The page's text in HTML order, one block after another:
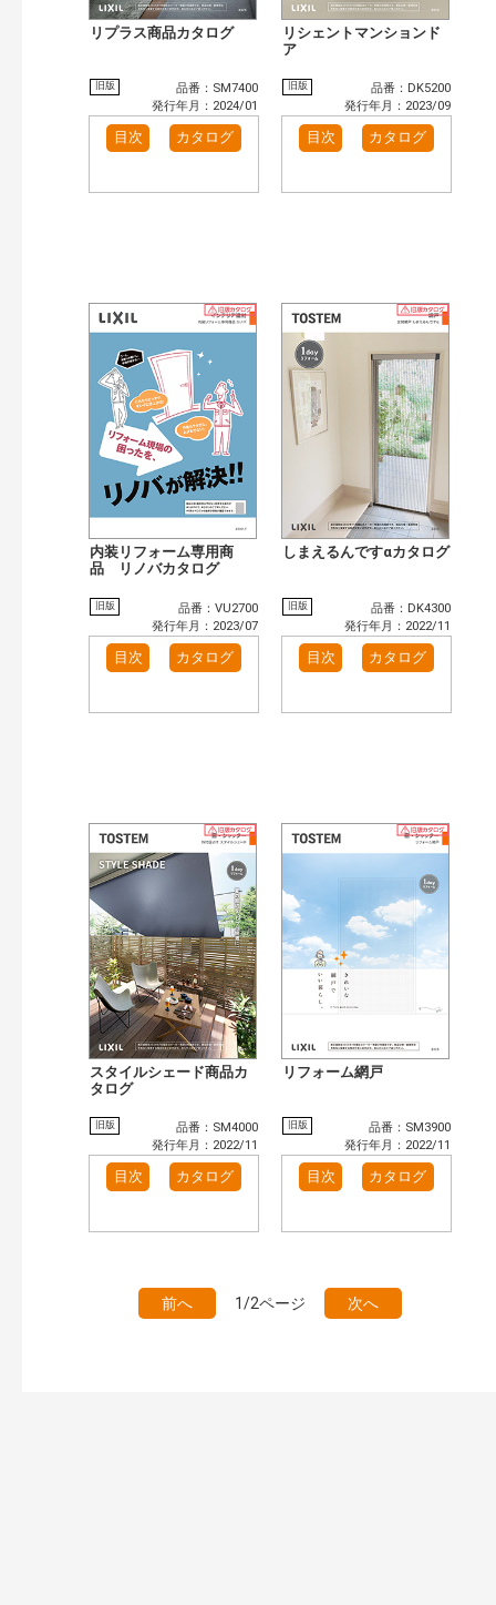
リプラス商品カタログ
旧版
品番：SM7400
発行年月：2024/01
目次 カタログ
リシェントマンションド
ア
旧版
品番：DK5200
発行年月：2023/09
目次 カタログ
内装リフォーム専用商
品 リノバカタログ
旧版
品番：VU2700
発行年月：2023/07
目次 カタログ
しまえるんですαカタログ
旧版
品番：DK4300
発行年月：2022/11
目次 カタログ
スタイルシェード商品カ
タログ
旧版
品番：SM4000
発行年月：2022/11
目次 カタログ
リフォーム網戸
旧版
品番：SM3900
発行年月：2022/11
目次 カタログ
前へ 1/2ページ 次へ